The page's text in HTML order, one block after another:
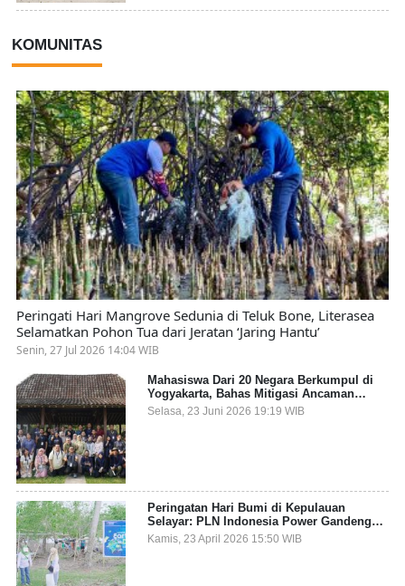
KOMUNITAS
Peringati Hari Mangrove Sedunia di Teluk Bone, Literasea
Selamatkan Pohon Tua dari Jeratan ‘Jaring Hantu’
Senin, 27 Jul 2026 14:04 WIB
Mahasiswa Dari 20 Negara Berkumpul di
Yogyakarta, Bahas Mitigasi Ancaman
Kesehatan Global
Selasa, 23 Juni 2026 19:19 WIB
Peringatan Hari Bumi di Kepulauan
Selayar: PLN Indonesia Power Gandeng
Pemda dan Komunitas, Giatkan Restorasi
Mangrove
Kamis, 23 April 2026 15:50 WIB